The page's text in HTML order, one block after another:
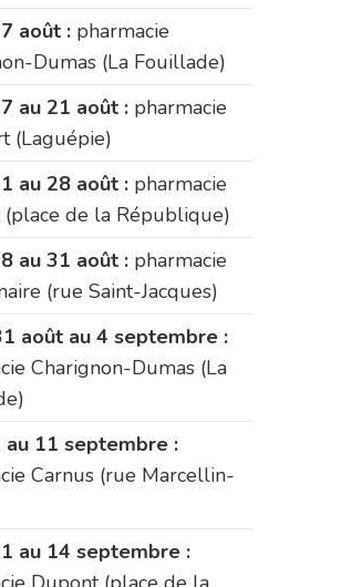
août : pharmacie
Dumas (La Fouillade)
au 21 août : pharmacie
(Laguépie)
au 28 août : pharmacie
de la République)
au 31 août : pharmacie
(rue Saint-Jacques)
août au 4 septembre :
Charignon-Dumas (La
au 11 septembre :
Carnus (rue Marcellin-
au 14 septembre :